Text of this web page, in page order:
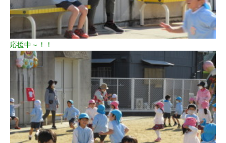
応援中～！！